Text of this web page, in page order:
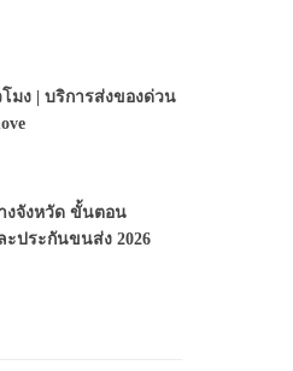
มง | บริการส่งของด่วน
งจังหวัด ขั้นตอน
ะประกันขนส่ง 2026